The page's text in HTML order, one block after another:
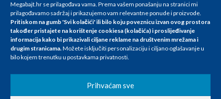
Megabajt.hr se prilagođava vama. Prema vašem ponašanju na stranici mi
prilagođavamo sadržaj i prikazujemo vam relevantne ponude i proizvode.
Pritiskom na gumb 'Svi kolačići' ili bilo koju poveznicu izvan ovog prostora
također pristajete na korištenje cookiesa (kolačića) i proslijeđivanje
informacija kako bi prikazivali ciljane reklame na društvenim mrežama i
drugim stranicama.Možete isključiti personalizaciju i ciljano oglašavanje u
bilo kojem trenutku u postavkama privatnosti.
Prihvaćam sve
Za artikle kojih trenutno nema u ponudi obratite nam se na
info@megabajt.hr. Sve cijene su informativnog karaktera i podložne su
promjenama, a
iskazane su za avansno plaćanje(gotovina) u Eurima i uključuju PDV. Sve
se razlikovati od cijena u našim poslovnicama. Trudimo se dati što bolji
i točniji opis i sliku. Unatoč tome, ne možemo garantirati da su svi